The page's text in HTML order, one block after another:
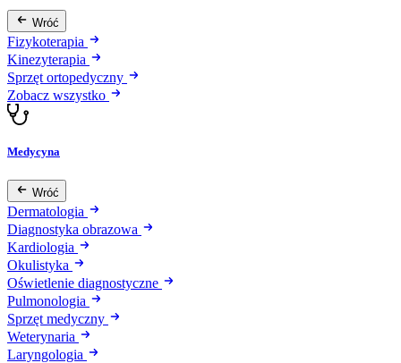
Wróć
Fizykoterapia
Kinezyterapia
Sprzęt ortopedyczny
Zobacz wszystko
Medycyna
Wróć
Dermatologia
Diagnostyka obrazowa
Kardiologia
Okulistyka
Oświetlenie diagnostyczne
Pulmonologia
Sprzęt medyczny
Weterynaria
Laryngologia